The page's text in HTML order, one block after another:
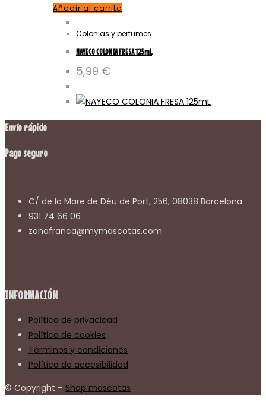
Añadir al carrito
Colonias y perfumes
NAYECO COLONIA FRESA 125mL
5,99 €
Envío rápido
Pago seguro
C/ de la Mare de Déu de Port, 256, 08038 Barcelona
931 74 66 06
zonafranca@mymascotas.com
INFORMACIÓN
Política de privacidad
Política de cookies
Términos y condiciones
Política de accesibilidad
© Copyright – Shop mascotas